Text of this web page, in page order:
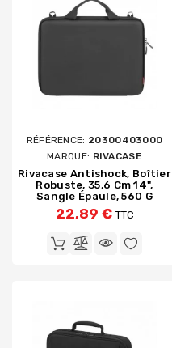
RÉFÉRENCE: 20300403000
MARQUE: RIVACASE
Rivacase Antishock, Boîtier
Robuste, 35,6 Cm 14",
Sangle Épaule, 560 G
22,89 € TTC